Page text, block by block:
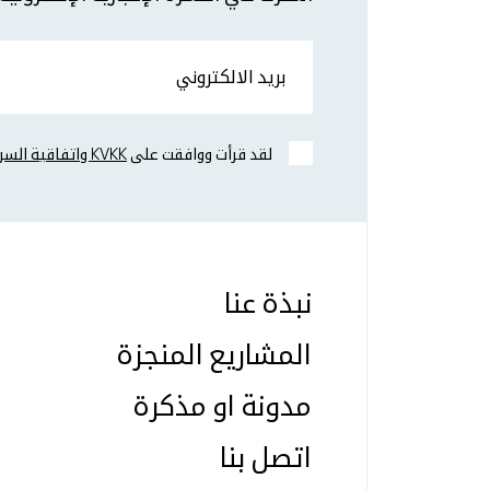
بريد الالكتروني
لقد قرأت ووافقت على KVKK واتفاقية السرية.
نبذة عنا
المشاريع المنجزة
مدونة او مذكرة
اتصل بنا